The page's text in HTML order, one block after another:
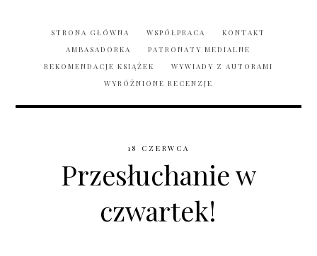
STRONA GŁÓWNA WSPÓŁPRACA
KONTAKT
AMBASADORKA
PATRONATY MEDIALNE
REKOMENDACJE KSIĄŻEK
WYWIADY Z AUTORAMI
WYRÓŻNIONE RECENZJE
18 CZERWCA
Przesłuchanie w
czwartek!